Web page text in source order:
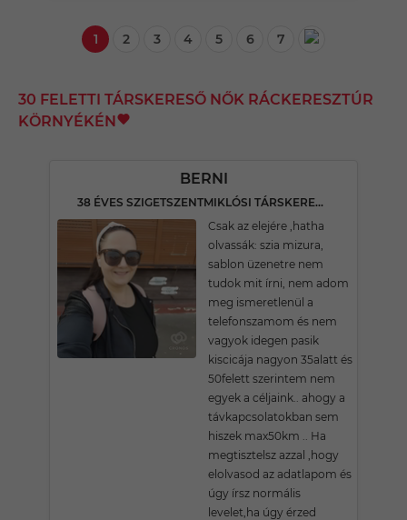
1 2 3 4 5 6 7
30 FELETTI TÁRSKERESŐ NŐK RÁCKERESZTÚR
KÖRNYÉKÉN
BERNI
38 ÉVES SZIGETSZENTMIKLÓSI TÁRSKERESŐ
Csak az elejére ,hatha
olvassák: szia mizura,
sablon üzenetre nem
tudok mit írni, nem adom
meg ismeretlenül a
telefonszamom és nem
vagyok idegen pasik
kiscicája nagyon 35alatt és
50felett szerintem nem
egyek a céljaink.. ahogy a
távkapcsolatokban sem
hiszek max50km .. Ha
megtisztelsz azzal ,hogy
elolvasod az adatlapom és
úgy írsz normális
levelet,ha úgy érzed